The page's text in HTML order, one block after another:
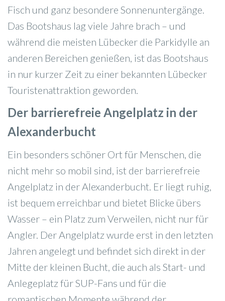
Fisch und ganz besondere Sonnenuntergänge.
Das Bootshaus lag viele Jahre brach – und
während die meisten Lübecker die Parkidylle an
anderen Bereichen genießen, ist das Bootshaus
in nur kurzer Zeit zu einer bekannten Lübecker
Touristenattraktion geworden.
Der barrierefreie Angelplatz in der
Alexanderbucht
Ein besonders schöner Ort für Menschen, die
nicht mehr so mobil sind, ist der barrierefreie
Angelplatz in der Alexanderbucht. Er liegt ruhig,
ist bequem erreichbar und bietet Blicke übers
Wasser – ein Platz zum Verweilen, nicht nur für
Angler. Der Angelplatz wurde erst in den letzten
Jahren angelegt und befindet sich direkt in der
Mitte der kleinen Bucht, die auch als Start- und
Anlegeplatz für SUP-Fans und für die